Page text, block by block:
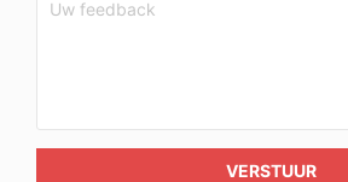
VERSTUUR